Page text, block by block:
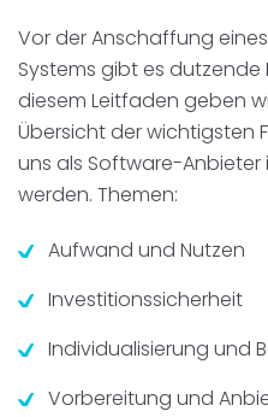
Vor der Anschaffung
Systems gibt es
diesem Leitfaden geben
Übersicht der wichtigsten
uns als Software-
werden. Themen:
Aufwand und Nutzen
Investitionssicherheit
Individualisierung und
Vorbereitung und